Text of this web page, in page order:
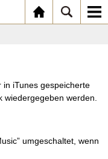
in iTunes gespeicherte
werden.
umgeschaltet, wenn